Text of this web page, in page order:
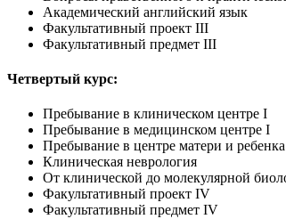
Академический английский язык
Факультативный проект III
Факультативный предмет III
Четвертый курс:
Пребывание в клиническом центре I
Пребывание в медицинском центре I
Пребывание в центре матери и ребенка
Клиническая неврология
От клинической до молекулярной
Факультативный проект IV
Факультативный предмет IV